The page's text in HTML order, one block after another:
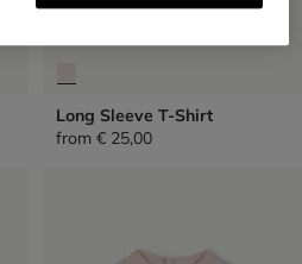
Long Sleeve T-Shirt
from € 25,00